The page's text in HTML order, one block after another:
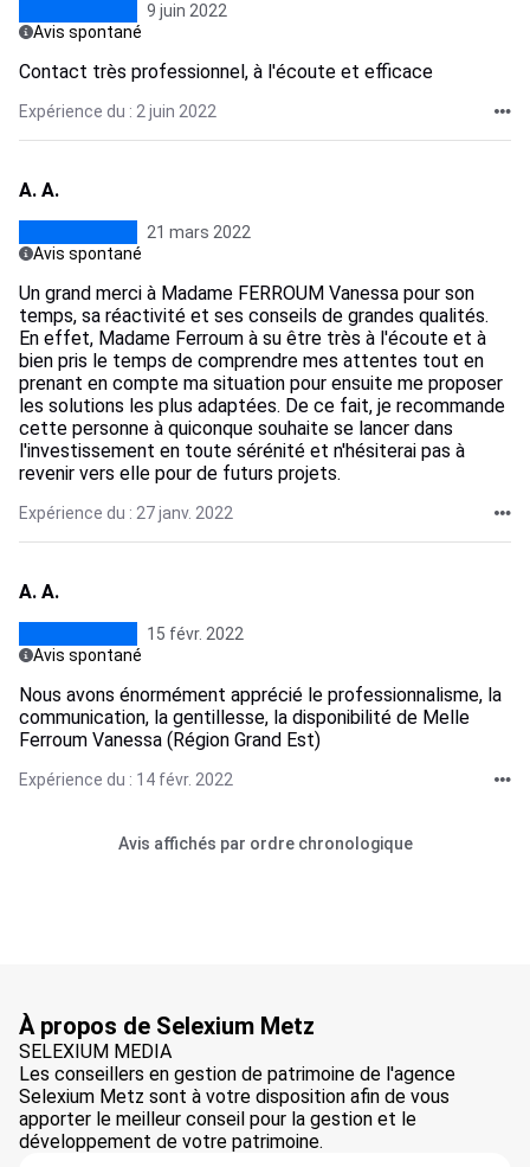
9 juin 2022
Avis spontané
Contact très professionnel, à l'écoute et efficace
Expérience du : 2 juin 2022
A. A.
21 mars 2022
Avis spontané
Un grand merci à Madame FERROUM Vanessa pour son
temps, sa réactivité et ses conseils de grandes qualités.
En effet, Madame Ferroum à su être très à l'écoute et à
bien pris le temps de comprendre mes attentes tout en
prenant en compte ma situation pour ensuite me proposer
les solutions les plus adaptées. De ce fait, je recommande
cette personne à quiconque souhaite se lancer dans
l'investissement en toute sérénité et n'hésiterai pas à
revenir vers elle pour de futurs projets.
Expérience du : 27 janv. 2022
A. A.
15 févr. 2022
Avis spontané
Nous avons énormément apprécié le professionnalisme, la
communication, la gentillesse, la disponibilité de Melle
Ferroum Vanessa (Région Grand Est)
Expérience du : 14 févr. 2022
Avis affichés par ordre chronologique
À propos de Selexium Metz
SELEXIUM MEDIA
Les conseillers en gestion de patrimoine de l'agence
Selexium Metz sont à votre disposition afin de vous
apporter le meilleur conseil pour la gestion et le
développement de votre patrimoine.